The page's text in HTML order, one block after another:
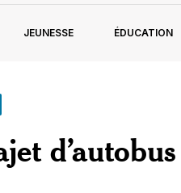
JEUNESSE ÉDUCATION